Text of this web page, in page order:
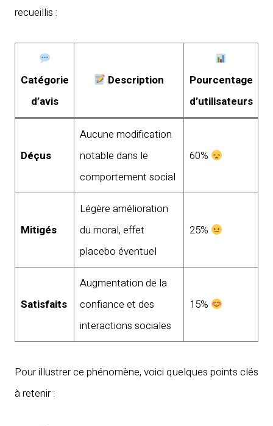
recueillis :
Catégorie
d’avis
Description
Pourcentage
d’utilisateurs
Déçus
Aucune modification
notable dans le
comportement social
60%
Mitigés
Légère amélioration
du moral, effet
placebo éventuel
25%
Satisfaits
Augmentation de la
confiance et des
interactions sociales
15%
Pour illustrer ce phénomène, voici quelques points clés
à retenir :